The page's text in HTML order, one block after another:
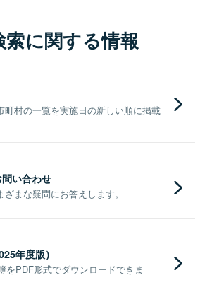
索に関する情報
町村の一覧を実施日の新しい順に掲載
い合わせ
まな疑問にお答えします。
年度版）
をPDF形式でダウンロードできま